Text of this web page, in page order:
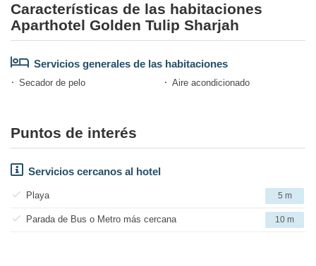
Características de las habitaciones
Aparthotel Golden Tulip Sharjah
Servicios generales de las habitaciones
Secador de pelo Aire acondicionado
Puntos de interés
Servicios cercanos al hotel
Playa 5 m
Parada de Bus o Metro más cercana 10 m